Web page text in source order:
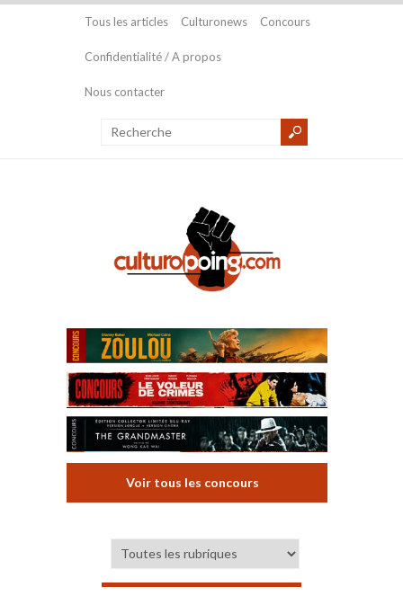
Tous les articles Culturonews Concours
Confidentialité / A propos
Nous contacter
Voir tous les concours